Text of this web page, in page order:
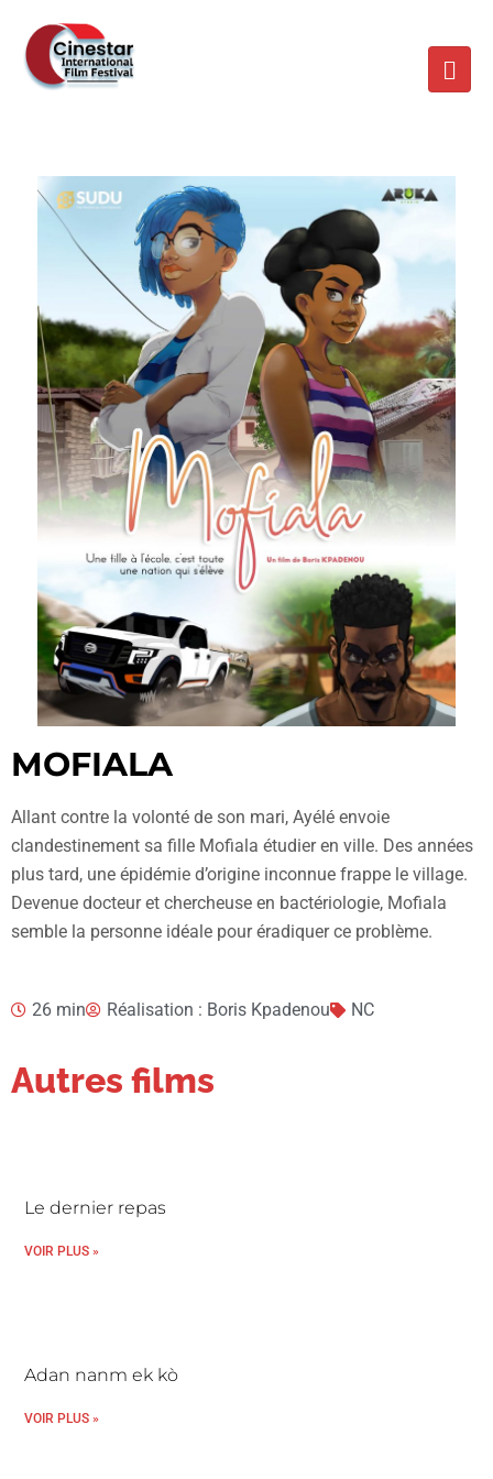
MOFIALA
Allant contre la volonté de son mari, Ayélé envoie
clandestinement sa fille Mofiala étudier en ville. Des années
plus tard, une épidémie d’origine inconnue frappe le village.
Devenue docteur et chercheuse en bactériologie, Mofiala
semble la personne idéale pour éradiquer ce problème.
26 min Réalisation : Boris Kpadenou NC
Autres films
Le dernier repas
VOIR PLUS »
Adan nanm ek kò
VOIR PLUS »